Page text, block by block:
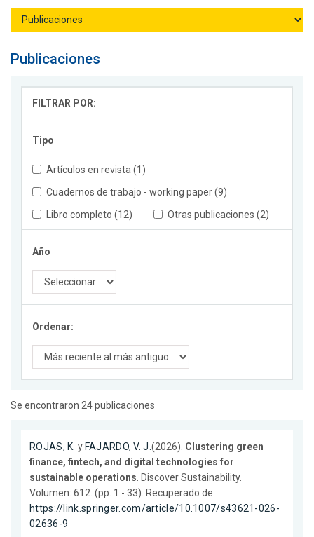
Publicaciones
FILTRAR POR:
Tipo
Artículos en revista (1)
Cuadernos de trabajo - working paper (9)
Libro completo (12)
Otras publicaciones (2)
Año
Ordenar:
Se encontraron 24 publicaciones
ROJAS, K. y FAJARDO, V. J.(2026). Clustering green
finance, fintech, and digital technologies for
sustainable operations. Discover Sustainability.
Volumen: 612. (pp. 1 - 33). Recuperado de:
https://link.springer.com/article/10.1007/s43621-026-
02636-9